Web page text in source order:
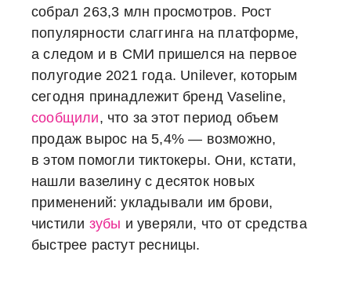
собрал 263,3 млн просмотров. Рост
популярности слаггинга на платформе,
а следом и в СМИ пришелся на первое
полугодие 2021 года. Unilever, которым
сегодня принадлежит бренд Vaseline,
сообщили, что за этот период объем
продаж вырос на 5,4% — возможно,
в этом помогли тиктокеры. Они, кстати,
нашли вазелину с десяток новых
применений: укладывали им брови,
чистили зубы и уверяли, что от средства
быстрее растут ресницы.